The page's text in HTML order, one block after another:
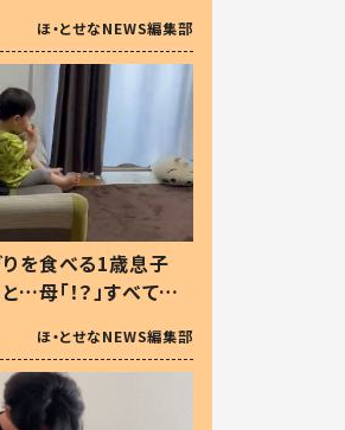
ほ・とせなNEWS編集部
りを食べる1歳息子
…母「！？」すべてを
「可愛いから許
ほ・とせなNEWS編集部